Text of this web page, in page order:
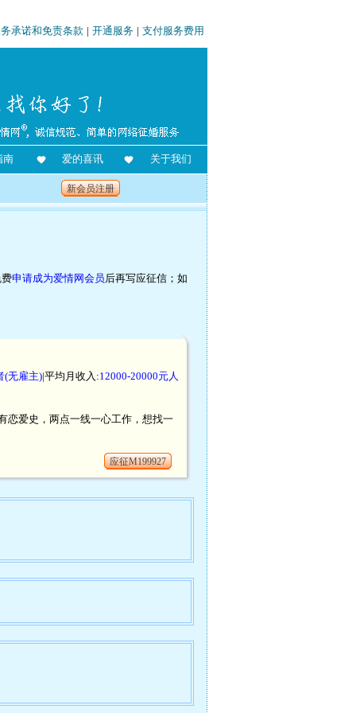
承诺和免责条款 | 开通服务 | 支付服务费用
南 爱的喜讯 关于我们
新会员注册
申请成为爱情网会员后再写应征信；如
(无雇主)|平均月收入:12000-20000元人
恋爱史，两点一线一心工作，想找一
应征M199927